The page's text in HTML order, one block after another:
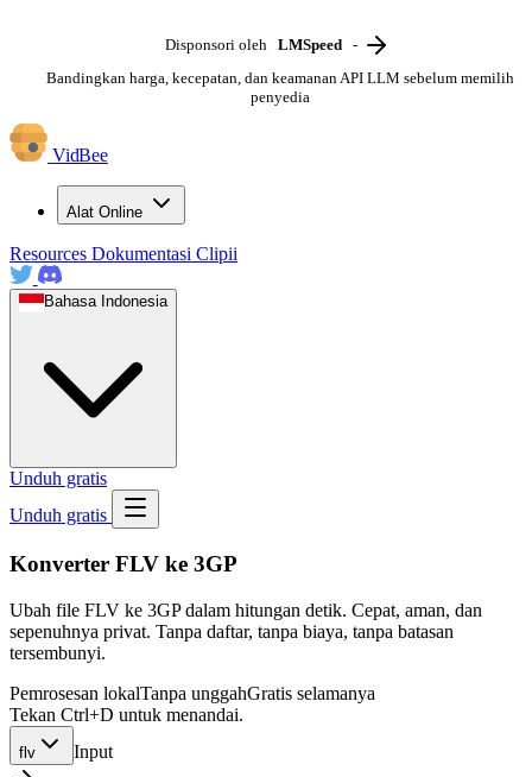
Disponsori oleh LMSpeed -
Bandingkan harga, kecepatan, dan keamanan API LLM sebelum memilih
penyedia
VidBee
Alat Online
Resources Dokumentasi Clipii
Bahasa Indonesia
Unduh gratis
Unduh gratis
Konverter FLV ke 3GP
Ubah file FLV ke 3GP dalam hitungan detik. Cepat, aman, dan
sepenuhnya privat. Tanpa daftar, tanpa biaya, tanpa batasan
tersembunyi.
Pemrosesan lokalTanpa unggahGratis selamanya
Tekan Ctrl+D untuk menandai.
flv Input